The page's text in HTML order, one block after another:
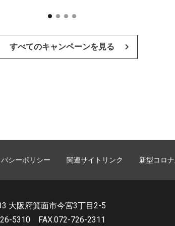
すべてのキャンペーンを見る
シーポリシー 関連サイトリンク 新型コロ
大阪府箕面市今宮3丁目2-5
5310
FAX.072-726-2311